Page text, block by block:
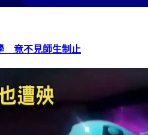
竟不見師生制止